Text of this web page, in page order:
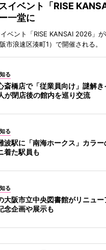
イベント「RISE
一堂に
ベント「RISE KANSAI 2026」が
市浪速区湊町1）で開催される。
る
斎橋店で「従業員向け」謎解
が閉店後の館内を巡り交流
る
波駅に「南海ホークス」カラ
着た駅員も
る
大阪市立中央図書館がリニュ
企画や展示も